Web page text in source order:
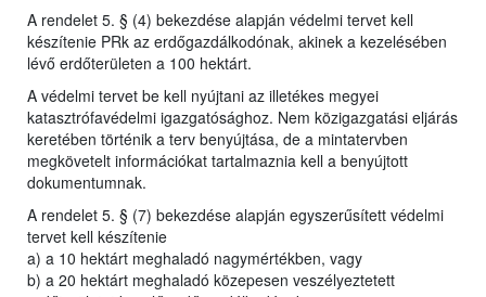
A rendelet 5. § (4) bekezdése alapján védelmi tervet kell
készítenie PRk az erdőgazdálkodónak, akinek a kezelésében
lévő erdőterületen a 100 hektárt.
A védelmi tervet be kell nyújtani az illetékes megyei
katasztrófavédelmi igazgatósághoz. Nem közigazgatási eljárás
keretében történik a terv benyújtása, de a mintatervben
megkövetelt információkat tartalmaznia kell a benyújtott
dokumentumnak.
A rendelet 5. § (7) bekezdése alapján egyszerűsített védelmi
tervet kell készítenie
a) a 10 hektárt meghaladó nagymértékben, vagy
b) a 20 hektárt meghaladó közepesen veszélyeztetett